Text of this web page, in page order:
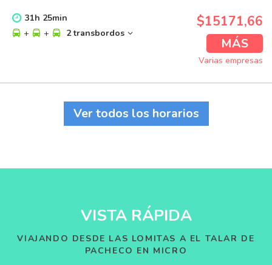
31h 25min
+
+ 2 transbordos
$15171,66
MÁS
Varias empresas
Ver todos los horarios
VISTA RÁPIDA
VIAJANDO DESDE LAS LOMITAS A EL TALAR DE
PACHECO EN MICRO